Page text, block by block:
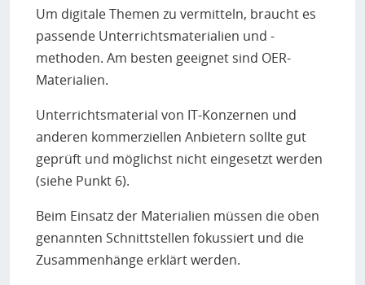
Trugschluss auf und geben Tipps, wie die
Medienkompetenz an Schulen gefördert werden kann.
Datenschutz als Medienkompetenz(Digitalcourage
e.V.)
Digitalen Mündigkeit dabei? Wir werfen einen Blick
darauf, wie Eltern und Schulen bei der Vermittlung von
„Datenschutzwissen“ zusammenarbeiten sollten und
welche Herausforderungen für Schulen dabei entstehen.
Dabei wird vor allem aufgegriffen, wie sehr
Wunschdenken und Umsetzung, in Bezug auf bestimmte
Kompetenzen, auseinandergehen.
Buchtipp für den Unterricht:#Kids #digital #genial
Um digitale Themen zu vermitteln, braucht es
passende Unterrichtsmaterialien und -
methoden. Am besten geeignet sind OER-
Materialien.
Unterrichtsmaterial von IT-Konzernen und
anderen kommerziellen Anbietern sollte gut
geprüft und möglichst nicht eingesetzt werden
(siehe Punkt 6).
Beim Einsatz der Materialien müssen die oben
genannten Schnittstellen fokussiert und die
Zusammenhänge erklärt werden.